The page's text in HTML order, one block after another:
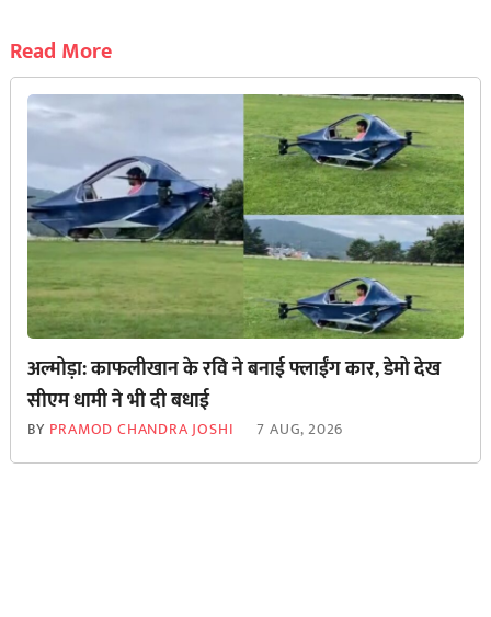
Read More
अल्मोड़ा: काफलीखान के रवि ने बनाई फ्लाईंग कार, डेमो देख
सीएम धामी ने भी दी बधाई
BY PRAMOD CHANDRA JOSHI 7 AUG, 2026